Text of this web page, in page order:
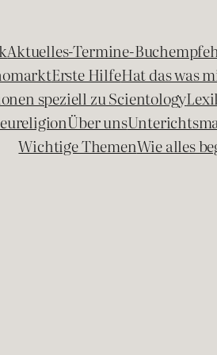
Aktuelles-Termine-
Erste HilfeHat das was
speziell zu Scientology
Über uns
Wichtige ThemenWie alles